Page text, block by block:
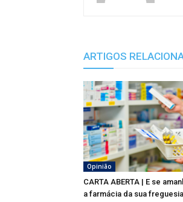
ARTIGOS
Opinião
CARTA ABERTA | E se
a farmácia da sua